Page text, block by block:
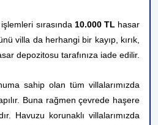
sırasında 10.000 TL hasar
villa da herhangi bir kayıp, kırık,
depozitosu tarafınıza iade edilir.
sahip olan tüm villalarımızda
Buna rağmen çevrede haşere
Havuzu korunaklı villalarımızda